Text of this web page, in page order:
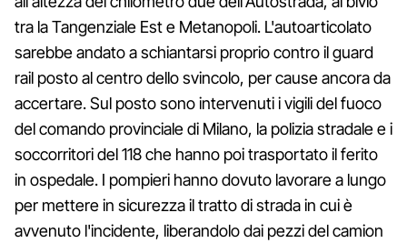
tra la Tangenziale Est e Metanopoli. L'autoarticolato
sarebbe andato a schiantarsi proprio contro il guard
rail posto al centro dello svincolo, per cause ancora da
accertare. Sul posto sono intervenuti i vigili del fuoco
del comando provinciale di Milano, la polizia stradale e i
soccorritori del 118 che hanno poi trasportato il ferito
in ospedale. I pompieri hanno dovuto lavorare a lungo
per mettere in sicurezza il tratto di strada in cui è
avvenuto l'incidente, liberandolo dai pezzi del camion